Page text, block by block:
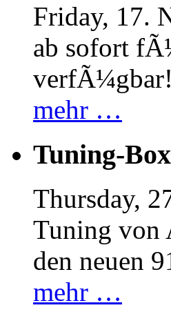
Friday, 17.
ab sofort
verfÃ¼gbar!
mehr …
Tuning-
Thursday,
Tuning von
den neuen
mehr …